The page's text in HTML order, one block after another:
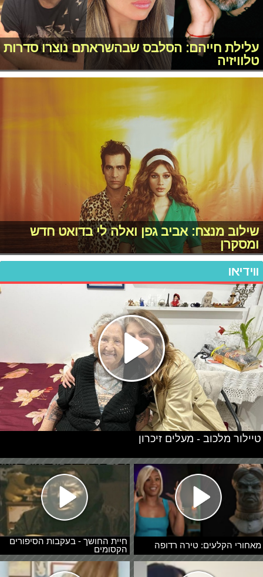
עלילת חייהם: הסלבס שבהשראתם נוצרו סדרות
טלוויזיה
שילוב מנצח: אביב גפן ואלה לי בדואט חדש
ומסקרן
ווידיאו
מאחורי הקלעים: טירה רדופה
חיית החושך - בעקבות הסיפורים
הקסומים
טיילור מלכוב - מעלים זיכרון